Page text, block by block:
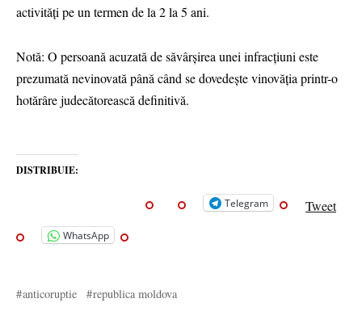
activități pe un termen de la 2 la 5 ani.
Notă: O persoană acuzată de săvârșirea unei infracțiuni este
prezumată nevinovată până când se dovedește vinovăția printr-o
hotărâre judecătorească definitivă.
DISTRIBUIE:
Telegram Tweet
WhatsApp
anticoruptie republica moldova